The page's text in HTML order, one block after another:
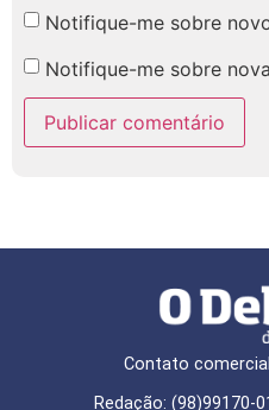
Notifique-me sobre
Notifique-me sobre
Contato
Redação: (98)99170-